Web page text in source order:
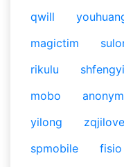
qwill
magictim
rikulu
shfengyi
mobo
yilong
zqjilove
spmobile
fisio